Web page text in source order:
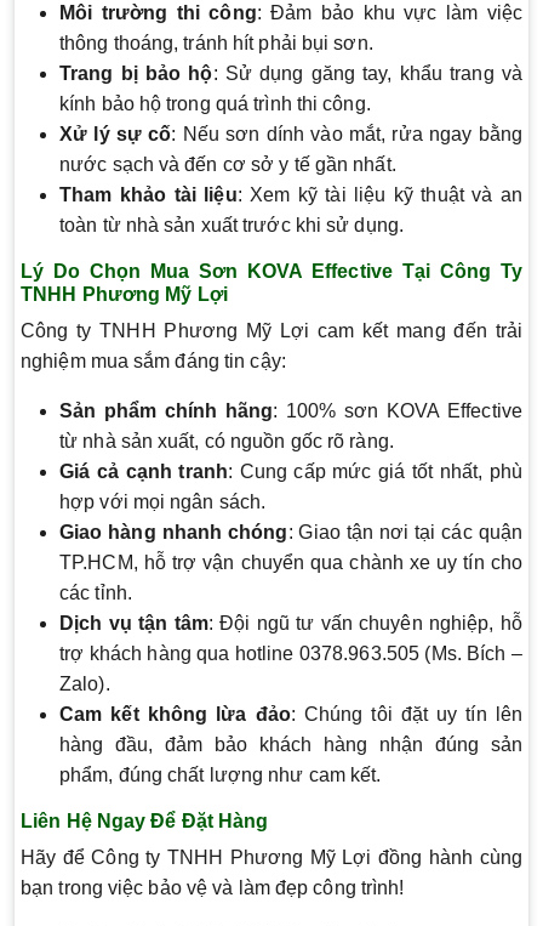
Môi trường thi công: Đảm bảo khu vực làm việc
thông thoáng, tránh hít phải bụi sơn.
Trang bị bảo hộ: Sử dụng găng tay, khẩu trang và
kính bảo hộ trong quá trình thi công.
Xử lý sự cố: Nếu sơn dính vào mắt, rửa ngay bằng
nước sạch và đến cơ sở y tế gần nhất.
Tham khảo tài liệu: Xem kỹ tài liệu kỹ thuật và an
toàn từ nhà sản xuất trước khi sử dụng.
Lý Do Chọn Mua Sơn KOVA Effective Tại Công Ty
TNHH Phương Mỹ Lợi
Công ty TNHH Phương Mỹ Lợi cam kết mang đến trải
nghiệm mua sắm đáng tin cậy:
Sản phẩm chính hãng: 100% sơn KOVA Effective
từ nhà sản xuất, có nguồn gốc rõ ràng.
Giá cả cạnh tranh: Cung cấp mức giá tốt nhất, phù
hợp với mọi ngân sách.
Giao hàng nhanh chóng: Giao tận nơi tại các quận
TP.HCM, hỗ trợ vận chuyển qua chành xe uy tín cho
các tỉnh.
Dịch vụ tận tâm: Đội ngũ tư vấn chuyên nghiệp, hỗ
trợ khách hàng qua hotline 0378.963.505 (Ms. Bích –
Zalo).
Cam kết không lừa đảo: Chúng tôi đặt uy tín lên
hàng đầu, đảm bảo khách hàng nhận đúng sản
phẩm, đúng chất lượng như cam kết.
Liên Hệ Ngay Để Đặt Hàng
Hãy để Công ty TNHH Phương Mỹ Lợi đồng hành cùng
bạn trong việc bảo vệ và làm đẹp công trình!